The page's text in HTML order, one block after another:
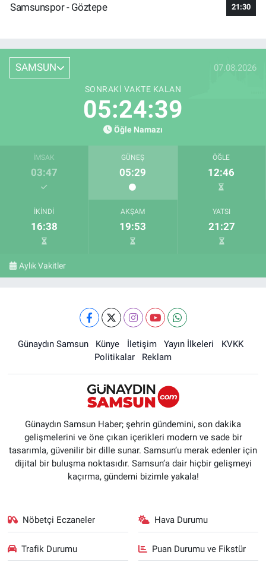
Samsunspor - Göztepe
21:30
SAMSUN 07.08.2026
SONRAKI VAKTE KALAN
05:24:38
Öğle Namazı
İMSAK
03:47
GÜNEŞ
05:29
ÖĞLE
12:46
İKINDI
16:38
AKŞAM
19:53
YATSI
21:27
Aylık Vakitler
Günaydın Samsun Künye İletişim Yayın İlkeleri
KVKK
Politikalar
Reklam
Günaydın Samsun Haber; şehrin gündemini, son dakika
gelişmelerini ve öne çıkan içerikleri modern ve sade bir
tasarımla, güvenilir bir dille sunar. Samsun’u merak edenler için
dijital bir buluşma noktasıdır. Samsun’a dair hiçbir gelişmeyi
kaçırma, gündemi bizimle yakala!
Nöbetçi Eczaneler Hava Durumu
Trafik Durumu Puan Durumu ve Fikstür